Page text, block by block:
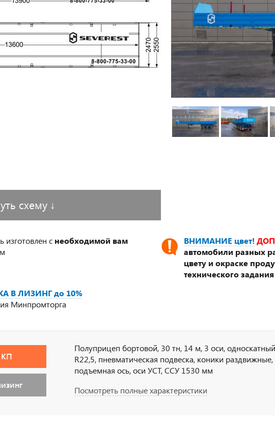
схему ↓
с необходимой вам
ВНИМАНИЕ цвет!
автомобили разных
цвету и окраске
технического
В ЛИЗИНГ до 10%
Минпромторга
КП
Полуприцеп бортовой, 30 тн, 14 м, 3 оси,
R22,5, пневматическая подвеска, коники
подъемная ось, оси УСТ, ССУ 1530 мм
Посмотреть полные характеристики